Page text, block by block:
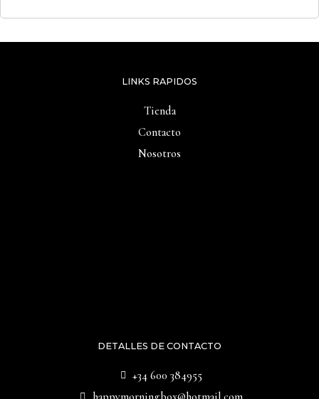
DETALLES DE CONTACTO
+34 600 384955
LINKS RAPIDOS
Tienda
Contacto
Nosotros